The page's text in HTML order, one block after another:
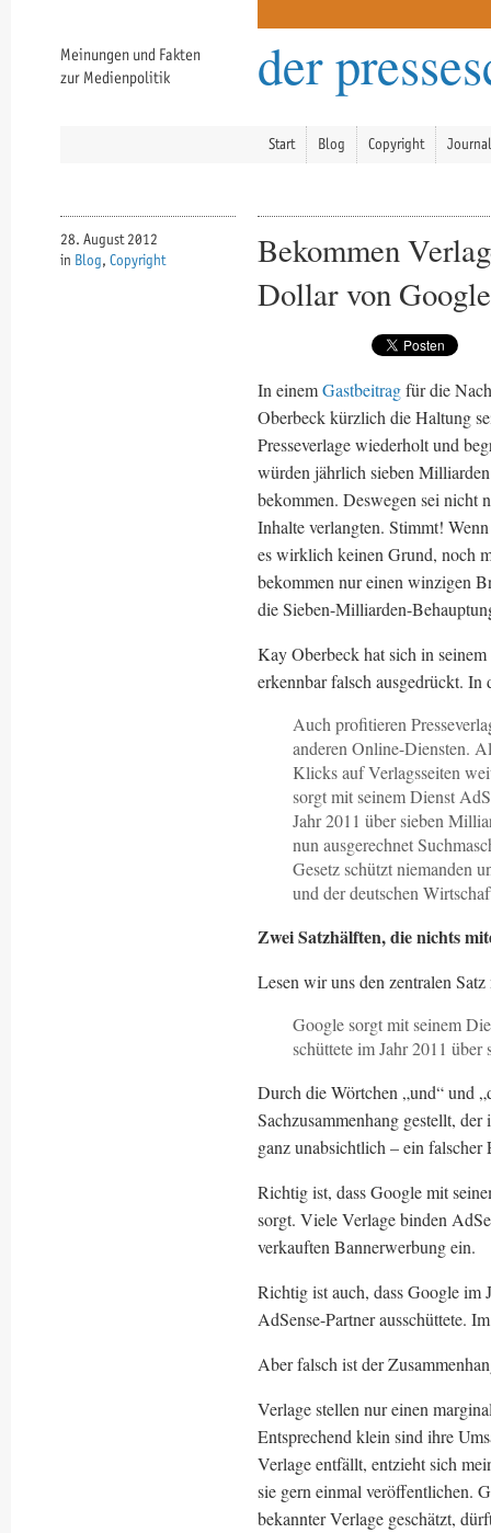
Meinungen und Fakten
zur Medienpolitik
der
Start Blog Copyright
28. August 2012
in Blog, Copyright
Bekommen
Dollar von
In einemGastbeitragfür die
Oberbeck kürzlich die Haltung
Presseverlage wiederholt und
würden jährlich sieben
bekommen. Deswegen sei nicht
Inhalte verlangten. Stimmt!
es wirklich keinen Grund, noch
bekommen nur einen winzigen
die Sieben-Milliarden-
Kay Oberbeck hat sich in
erkennbar falsch ausgedrückt. In
Auch profitieren
anderen Online-Diensten.
Klicks auf Verlagsseiten
sorgt mit seinem Dienst
Jahr 2011 über sieben
nun ausgerechnet
Gesetz schützt niemanden
und der deutschen
Zwei Satzhälften, die nichts
Lesen wir uns den zentralen
Google sorgt mit seinem
schüttete im Jahr 2011
Durch die Wörtchen „und“ und
Sachzusammenhang gestellt,
ganz unabsichtlich – ein
Richtig ist, dass Google mit
sorgt. Viele Verlage binden
verkauften Bannerwerbung ein.
Richtig ist auch, dass Google
AdSense-Partner ausschüttete.
Aber falsch ist der
Verlage stellen nur einen
Entsprechend klein sind ihre
Verlage entfällt, entzieht sich
sie gern einmal veröffentlichen.
bekannter Verlage geschätzt,